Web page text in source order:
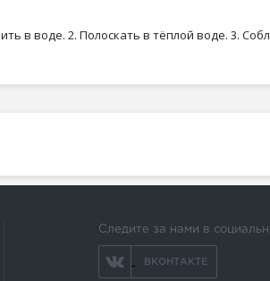
в воде. 2. Полоскать в тёплой воде. 3.
Следите за нами в
ВКОНТАКТЕ